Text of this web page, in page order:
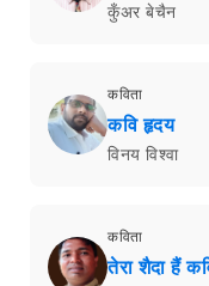
कुँअर बेचैन
कविता
कवि हृदय
विनय विश्वा
कविता
तेरा शैदा हैं